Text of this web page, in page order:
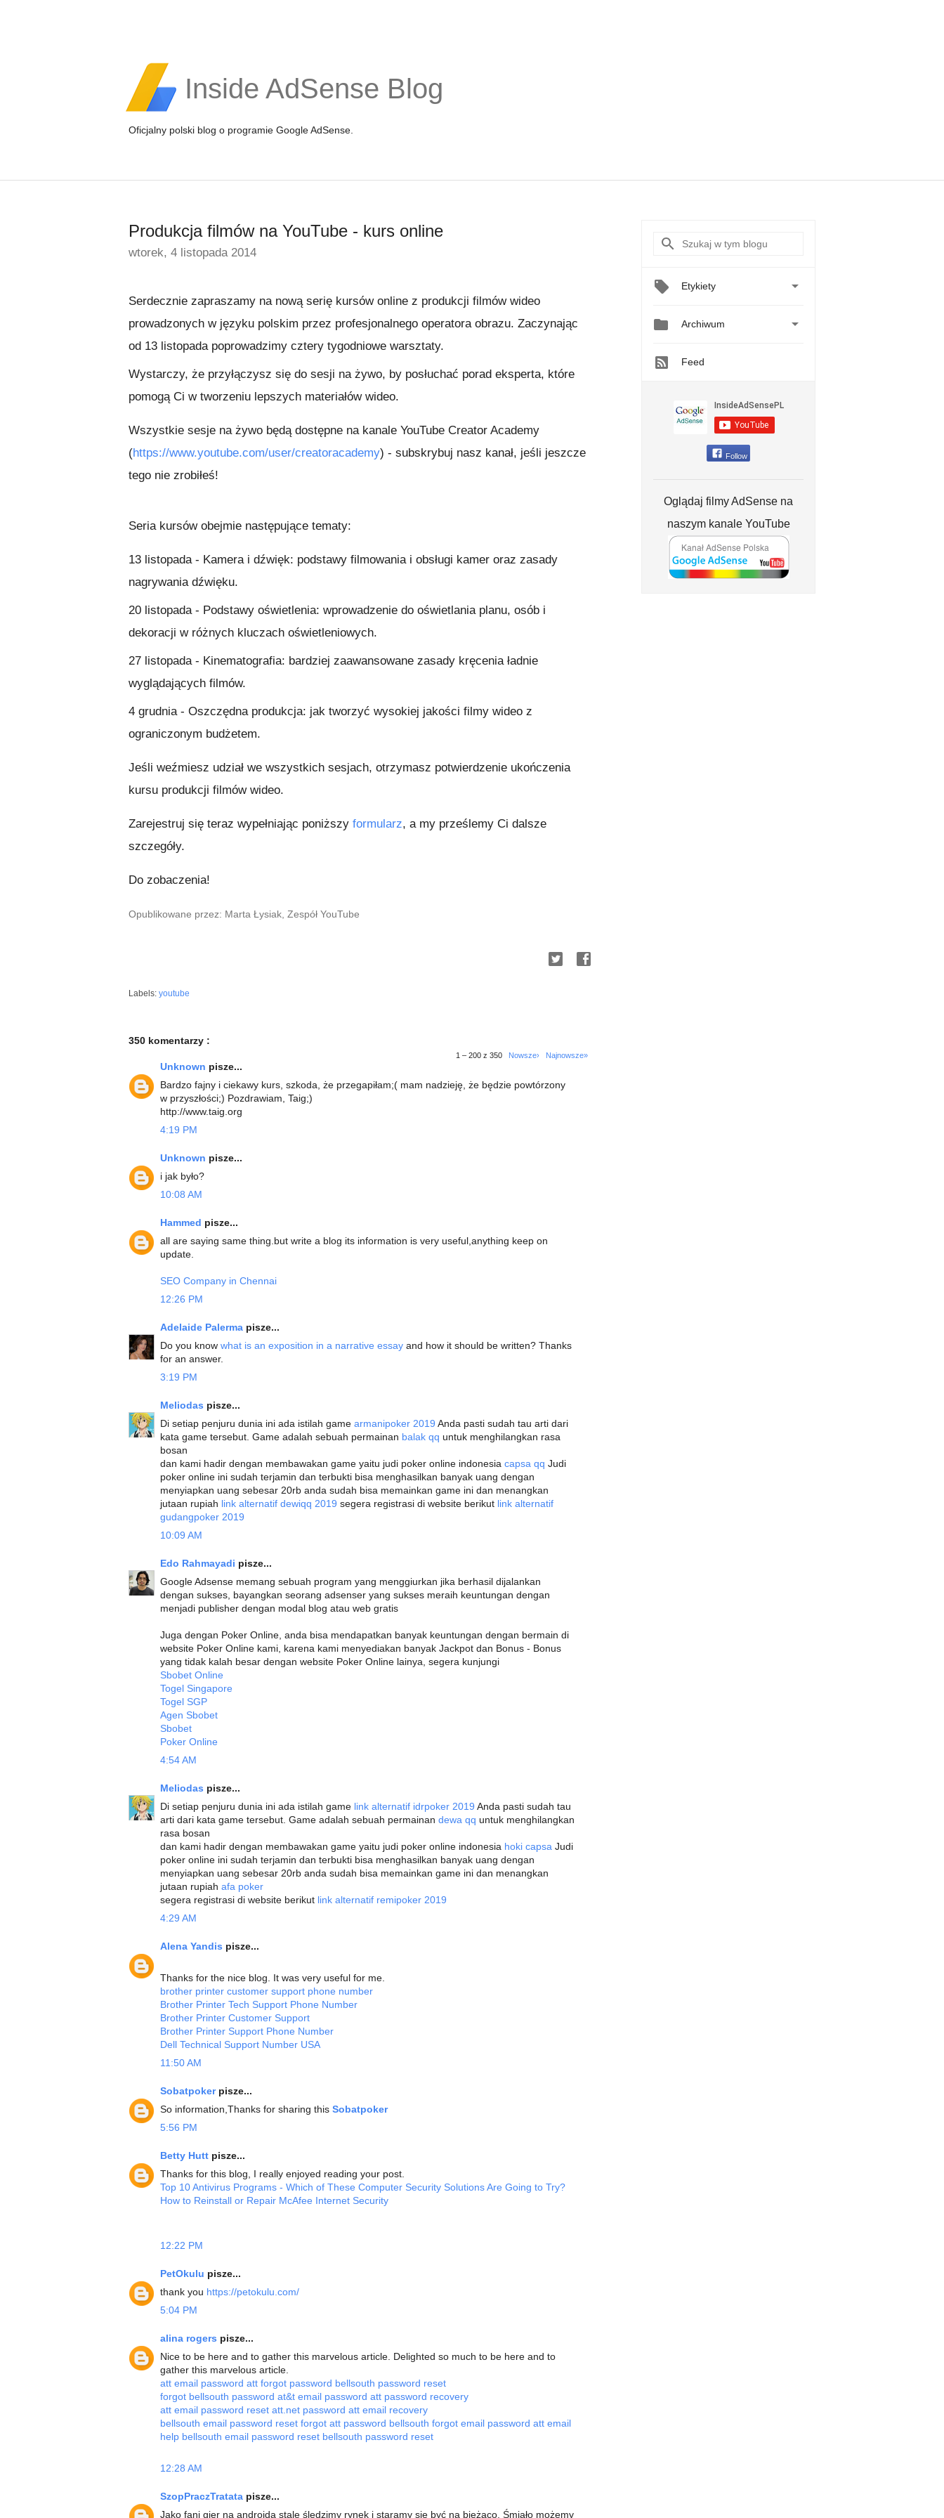
Inside AdSense Blog
Oficjalny polski blog o programie Google AdSense.
Produkcja filmów na YouTube - kurs online
wtorek, 4 listopada 2014
Serdecznie zapraszamy na nową serię kursów online z produkcji filmów wideo
prowadzonych w języku polskim przez profesjonalnego operatora obrazu. Zaczynając
od 13 listopada poprowadzimy cztery tygodniowe warsztaty.
Wystarczy, że przyłączysz się do sesji na żywo, by posłuchać porad eksperta, które
pomogą Ci w tworzeniu lepszych materiałów wideo.
Wszystkie sesje na żywo będą dostępne na kanale YouTube Creator Academy
(https://www.youtube.com/user/creatoracademy) - subskrybuj nasz kanał, jeśli jeszcze
tego nie zrobiłeś!
Seria kursów obejmie następujące tematy:
13 listopada- Kamera i dźwięk: podstawy filmowania i obsługi kamer oraz zasady
nagrywania dźwięku.
20 listopada- Podstawy oświetlenia: wprowadzenie do oświetlania planu, osób i
dekoracji w różnych kluczach oświetleniowych.
27 listopada- Kinematografia: bardziej zaawansowane zasady kręcenia ładnie
wyglądających filmów.
4 grudnia- Oszczędna produkcja: jak tworzyć wysokiej jakości filmy wideo z
ograniczonym budżetem.
Jeśli weźmiesz udział we wszystkich sesjach, otrzymasz potwierdzenie ukończenia
kursu produkcji filmów wideo.
Zarejestruj się teraz wypełniając poniższy formularz, a my prześlemy Ci dalsze
szczegóły.
Do zobaczenia!
Opublikowane przez: Marta Łysiak, Zespół YouTube
Labels: youtube
350 komentarzy :
1 – 200 z 350 Nowsze› Najnowsze»
Unknown pisze...
Bardzo fajny i ciekawy kurs, szkoda, że przegapiłam;( mam nadzieję, że będzie powtórzony
w przyszłości;) Pozdrawiam, Taig;)
http://www.taig.org
4:19 PM
Unknown pisze...
i jak było?
10:08 AM
Hammed pisze...
all are saying same thing.but write a blog its information is very useful,anything keep on
update.
SEO Company in Chennai
12:26 PM
Adelaide Palerma pisze...
Do you know what is an exposition in a narrative essay and how it should be written? Thanks
for an answer.
3:19 PM
Meliodas pisze...
Di setiap penjuru dunia ini ada istilah game armanipoker 2019 Anda pasti sudah tau arti dari
kata game tersebut. Game adalah sebuah permainan balak qq untuk menghilangkan rasa
bosan
dan kami hadir dengan membawakan game yaitu judi poker online indonesia capsa qq Judi
poker online ini sudah terjamin dan terbukti bisa menghasilkan banyak uang dengan
menyiapkan uang sebesar 20rb anda sudah bisa memainkan game ini dan menangkan
jutaan rupiah link alternatif dewiqq 2019 segera registrasi di website berikut link alternatif
gudangpoker 2019
10:09 AM
Edo Rahmayadi pisze...
Google Adsense memang sebuah program yang menggiurkan jika berhasil dijalankan
dengan sukses, bayangkan seorang adsenser yang sukses meraih keuntungan dengan
menjadi publisher dengan modal blog atau web gratis
Juga dengan Poker Online, anda bisa mendapatkan banyak keuntungan dengan bermain di
website Poker Online kami, karena kami menyediakan banyak Jackpot dan Bonus - Bonus
yang tidak kalah besar dengan website Poker Online lainya, segera kunjungi
Sbobet Online
Togel Singapore
Togel SGP
Agen Sbobet
Sbobet
Poker Online
4:54 AM
Meliodas pisze...
Di setiap penjuru dunia ini ada istilah game link alternatif idrpoker 2019 Anda pasti sudah tau
arti dari kata game tersebut. Game adalah sebuah permainan dewa qq untuk menghilangkan
rasa bosan
dan kami hadir dengan membawakan game yaitu judi poker online indonesia hoki capsa Judi
poker online ini sudah terjamin dan terbukti bisa menghasilkan banyak uang dengan
menyiapkan uang sebesar 20rb anda sudah bisa memainkan game ini dan menangkan
jutaan rupiah afa poker
segera registrasi di website berikut link alternatif remipoker 2019
4:29 AM
Alena Yandis pisze...
Thanks for the nice blog. It was very useful for me.
brother printer customer support phone number
Brother Printer Tech Support Phone Number
Brother Printer Customer Support
Brother Printer Support Phone Number
Dell Technical Support Number USA
11:50 AM
Sobatpoker pisze...
So information,Thanks for sharing this Sobatpoker
5:56 PM
Betty Hutt pisze...
Thanks for this blog, I really enjoyed reading your post.
Top 10 Antivirus Programs - Which of These Computer Security Solutions Are Going to Try?
How to Reinstall or Repair McAfee Internet Security
12:22 PM
PetOkulu pisze...
thank you https://petokulu.com/
5:04 PM
alina rogers pisze...
Nice to be here and to gather this marvelous article. Delighted so much to be here and to
gather this marvelous article.
att email password att forgot password bellsouth password reset
forgot bellsouth password at&t email password att password recovery
att email password reset att.net password att email recovery
bellsouth email password reset forgot att password bellsouth forgot email password att email
help bellsouth email password reset bellsouth password reset
12:28 AM
SzopPraczTratata pisze...
Jako fani gier na androida stale śledzimy rynek i staramy się być na bieżąco. Śmiało możemy
Etykiety 
 Archiwum 
Feed
Follow
Oglądaj filmy AdSense na
naszym kanale YouTube